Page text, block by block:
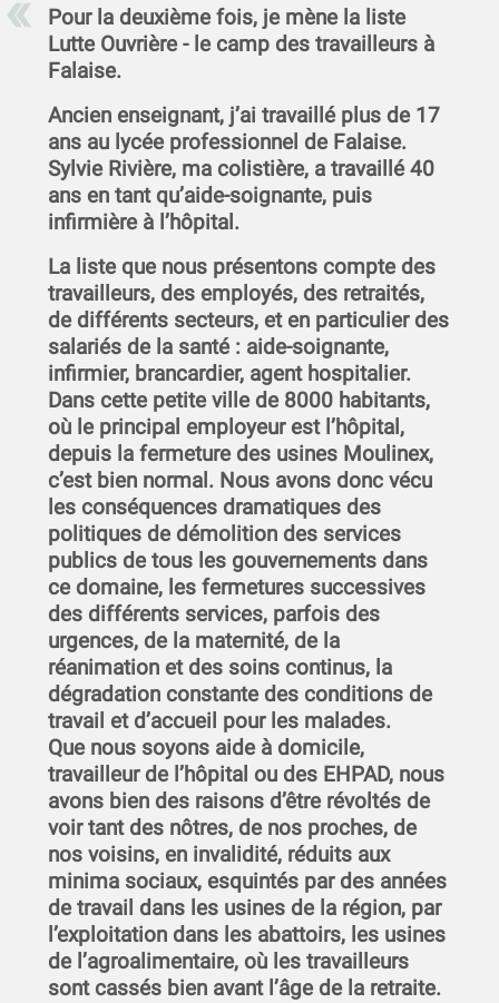
Pour la deuxième fois, je mène la liste
Lutte Ouvrière - le camp des travailleurs à
Falaise.
Ancien enseignant, j’ai travaillé plus de 17
ans au lycée professionnel de Falaise.
Sylvie Rivière, ma colistière, a travaillé 40
ans en tant qu’aide-soignante, puis
infirmière à l’hôpital.
La liste que nous présentons compte des
travailleurs, des employés, des retraités,
de différents secteurs, et en particulier des
salariés de la santé : aide-soignante,
infirmier, brancardier, agent hospitalier.
Dans cette petite ville de 8000 habitants,
où le principal employeur est l’hôpital,
depuis la fermeture des usines Moulinex,
c’est bien normal. Nous avons donc vécu
les conséquences dramatiques des
politiques de démolition des services
publics de tous les gouvernements dans
ce domaine, les fermetures successives
des différents services, parfois des
urgences, de la maternité, de la
réanimation et des soins continus, la
dégradation constante des conditions de
travail et d’accueil pour les malades.
Que nous soyons aide à domicile,
travailleur de l’hôpital ou des EHPAD, nous
avons bien des raisons d’être révoltés de
voir tant des nôtres, de nos proches, de
nos voisins, en invalidité, réduits aux
minima sociaux, esquintés par des années
de travail dans les usines de la région, par
l’exploitation dans les abattoirs, les usines
de l’agroalimentaire, où les travailleurs
sont cassés bien avant l’âge de la retraite.